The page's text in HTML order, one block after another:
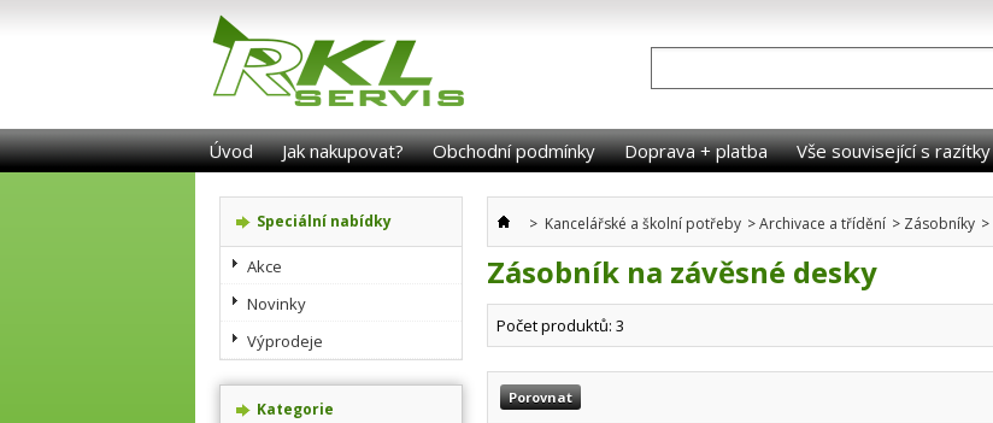
Úvod Jak nakupovat? Obchodní podmínky Doprava + platba Vše související s razítky
Speciální nabídky
Akce
Novinky
Výprodeje
Kategorie
> Kancelářské a školní potřeby >Archivace a třídění > Zásobníky >
Zásobník na závěsné desky
Počet produktů: 3